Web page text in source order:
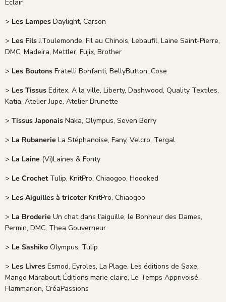
Eclair
> Les Lampes Daylight, Carson
> Les FilsJ.Toulemonde, Fil au Chinois, Lebaufil, Laine Saint-Pierre,
DMC, Madeira, Mettler, Fujix, Brother
> Les Boutons Fratelli Bonfanti, BellyButton, Cose
> Les Tissus Editex, A la ville, Liberty, Dashwood, Quality Textiles,
Katia, Atelier Jupe, Atelier Brunette
> Tissus Japonais Naka, Olympus, Seven Berry
> La Rubanerie La Stéphanoise, Fany, Velcro, Tergal
> La Laine (Vi)Laines & Fonty
> Le CrochetTulip, KnitPro, Chiaogoo, Hoooked
> Les Aiguilles à tricoter KnitPro, Chiaogoo
> La Broderie Un chat dans l'aiguille, le Bonheur des Dames,
Permin, DMC, Thea Gouverneur
> Le Sashiko Olympus, Tulip
> Les Livres Esmod, Eyroles, La Plage, Les éditions de Saxe,
Mango Marabout, Éditions marie claire, Le Temps Apprivoisé,
Flammarion, CréaPassions